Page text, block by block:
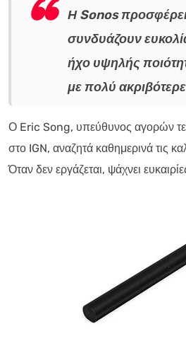
Η Sonos
συνδυάζουν
ήχο υψηλής
με πολύ
Ο Eric Song, υπεύθυνος αγορών
στο IGN, αναζητά καθημερινά τις
Όταν δεν εργάζεται, ψάχνει